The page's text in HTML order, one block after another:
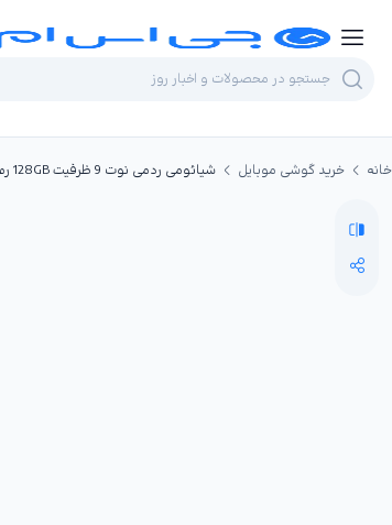
خانه خرید گوشی موبایل شیائومی ردمی نوت 9 ظرفیت 128GB رم 6GB